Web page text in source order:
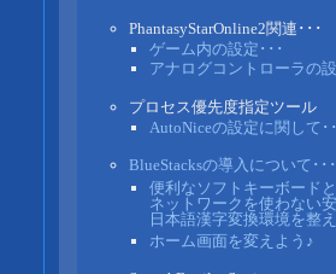
PhantasyStarOnline2関連･･･
ゲーム内の設定･･･
アナログコントローラの
プロセス優先度指定ツール
AutoNiceの設定に関して･
BlueStacksの導入について･･･
便利なソフトキーボードと
ネットワークを使わない
日本語漢字変換環境を整
ホーム画面を変えよう♪